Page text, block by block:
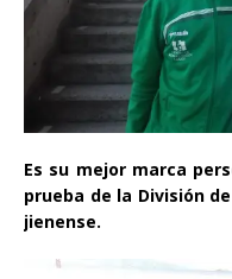
Es su mejor marca
prueba de la División
jienense.